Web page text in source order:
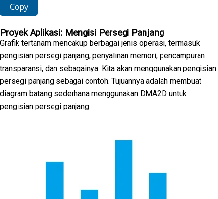
Copy
Proyek Aplikasi: Mengisi Persegi Panjang
Grafik tertanam mencakup berbagai jenis operasi, termasuk
pengisian persegi panjang, penyalinan memori, pencampuran
transparansi, dan sebagainya. Kita akan menggunakan pengisian
persegi panjang sebagai contoh. Tujuannya adalah membuat
diagram batang sederhana menggunakan DMA2D untuk
pengisian persegi panjang: